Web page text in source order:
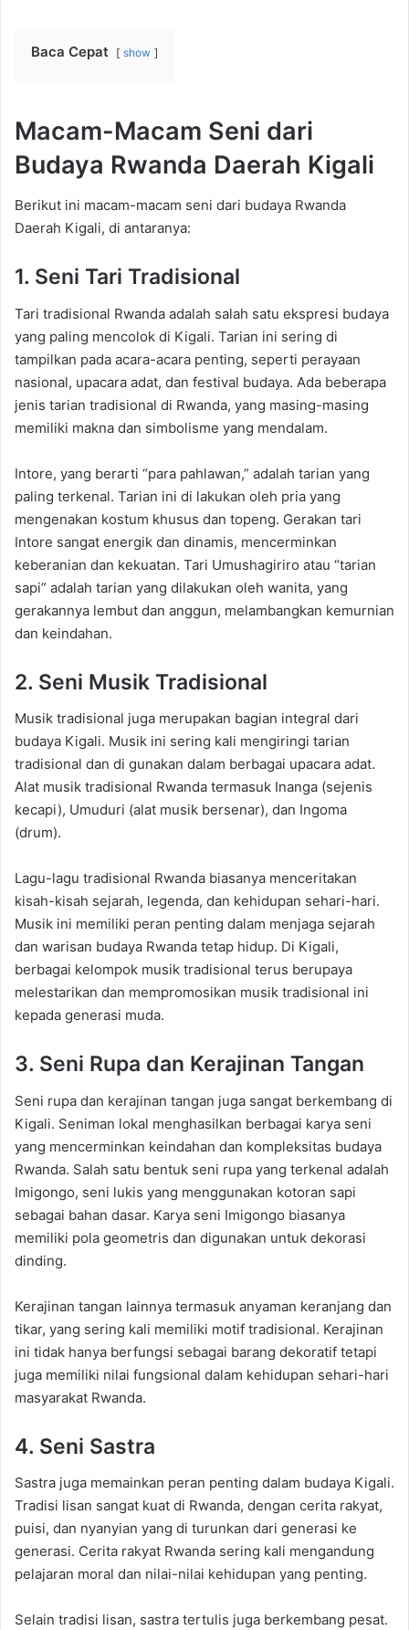
Baca Cepat show
Macam-Macam Seni dari
Budaya Rwanda Daerah Kigali
Berikut ini macam-macam seni dari budaya Rwanda
Daerah Kigali, di antaranya:
1. Seni Tari Tradisional
Tari tradisional Rwanda adalah salah satu ekspresi budaya
yang paling mencolok di Kigali. Tarian ini sering di
tampilkan pada acara-acara penting, seperti perayaan
nasional, upacara adat, dan festival budaya. Ada beberapa
jenis tarian tradisional di Rwanda, yang masing-masing
memiliki makna dan simbolisme yang mendalam.
Intore, yang berarti “para pahlawan,” adalah tarian yang
paling terkenal. Tarian ini di lakukan oleh pria yang
mengenakan kostum khusus dan topeng. Gerakan tari
Intore sangat energik dan dinamis, mencerminkan
keberanian dan kekuatan. Tari Umushagiriro atau “tarian
sapi” adalah tarian yang dilakukan oleh wanita, yang
gerakannya lembut dan anggun, melambangkan kemurnian
dan keindahan.
2. Seni Musik Tradisional
Musik tradisional juga merupakan bagian integral dari
budaya Kigali. Musik ini sering kali mengiringi tarian
tradisional dan di gunakan dalam berbagai upacara adat.
Alat musik tradisional Rwanda termasuk Inanga (sejenis
kecapi), Umuduri (alat musik bersenar), dan Ingoma
(drum).
Lagu-lagu tradisional Rwanda biasanya menceritakan
kisah-kisah sejarah, legenda, dan kehidupan sehari-hari.
Musik ini memiliki peran penting dalam menjaga sejarah
dan warisan budaya Rwanda tetap hidup. Di Kigali,
berbagai kelompok musik tradisional terus berupaya
melestarikan dan mempromosikan musik tradisional ini
kepada generasi muda.
3. Seni Rupa dan Kerajinan Tangan
Seni rupa dan kerajinan tangan juga sangat berkembang di
Kigali. Seniman lokal menghasilkan berbagai karya seni
yang mencerminkan keindahan dan kompleksitas budaya
Rwanda. Salah satu bentuk seni rupa yang terkenal adalah
Imigongo, seni lukis yang menggunakan kotoran sapi
sebagai bahan dasar. Karya seni Imigongo biasanya
memiliki pola geometris dan digunakan untuk dekorasi
dinding.
Kerajinan tangan lainnya termasuk anyaman keranjang dan
tikar, yang sering kali memiliki motif tradisional. Kerajinan
ini tidak hanya berfungsi sebagai barang dekoratif tetapi
juga memiliki nilai fungsional dalam kehidupan sehari-hari
masyarakat Rwanda.
4. Seni Sastra
Sastra juga memainkan peran penting dalam budaya Kigali.
Tradisi lisan sangat kuat di Rwanda, dengan cerita rakyat,
puisi, dan nyanyian yang di turunkan dari generasi ke
generasi. Cerita rakyat Rwanda sering kali mengandung
pelajaran moral dan nilai-nilai kehidupan yang penting.
Selain tradisi lisan, sastra tertulis juga berkembang pesat.